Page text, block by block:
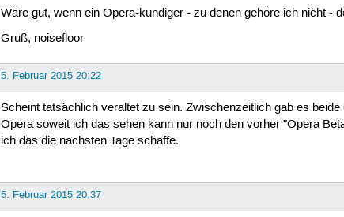
Wäre gut, wenn ein Opera-kundiger - zu denen gehöre ich nicht -
Gruß, noisefloor
5. Februar 2015 20:22
Scheint tatsächlich veraltet zu sein. Zwischenzeitlich gab es
Opera soweit ich das sehen kann nur noch den vorher "Opera
ich das die nächsten Tage schaffe.
5. Februar 2015 20:37